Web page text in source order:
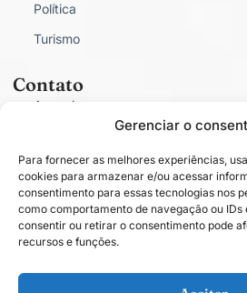
Gerenciar o
Para fornecer as melhores experiências,
cookies para armazenar e/ou acessar
consentimento para essas tecnologias nos
como comportamento de navegação ou IDs
consentir ou retirar o consentimento pode
recursos e funções.
Política
Turismo
Contato
Anunciar
Política de Privacidade